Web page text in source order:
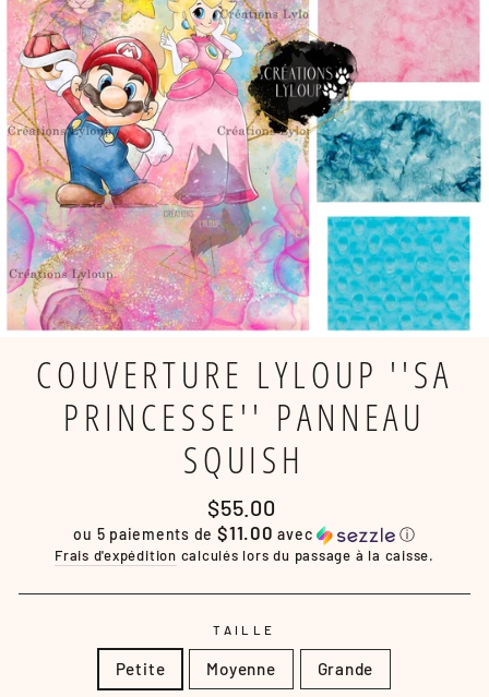
COUVERTURE LYLOUP ''SA
PRINCESSE'' PANNEAU
SQUISH
Prix
régulier
$55.00
ou 5 paiements de$11.00 avec ⓘ
Frais d'expédition calculés lors du passage à la caisse.
TAILLE
Petite Moyenne Grande